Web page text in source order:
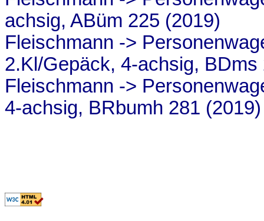
achsig, ABüm 225 (2019)
Fleischmann ->
2.Kl/Gepäck, 4-achsig, BDms
Fleischmann ->
4-achsig, BRbumh 281 (2019)